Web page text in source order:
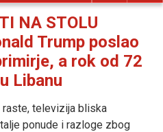
NA STOLU
Trump poslao
a rok od 72
Libanu
televizija bliska
ponude i razloge zbog